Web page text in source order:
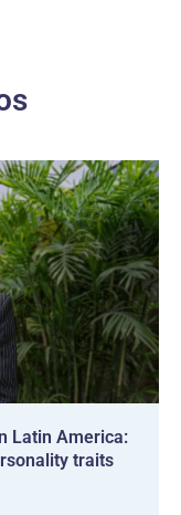
Latin America:
traits